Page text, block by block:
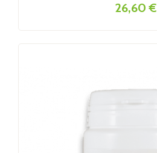
26,60 €